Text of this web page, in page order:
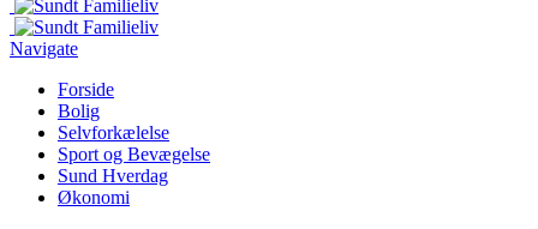
Navigate
Forside
Bolig
Selvforkælelse
Sport og Bevægelse
Sund Hverdag
Økonomi